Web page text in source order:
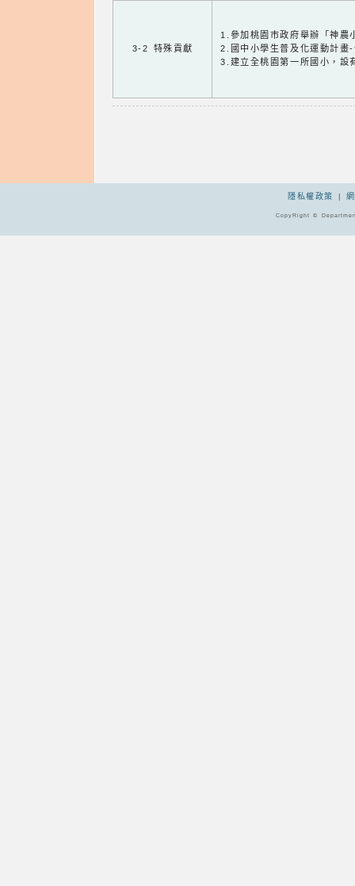
3-2 特殊貢獻
1.參加桃園市政府舉辦「神農
2.國中小學生普及化運動計畫
3.建立全桃園第一所國小，設
隱私權政策 |
CopyRight ©